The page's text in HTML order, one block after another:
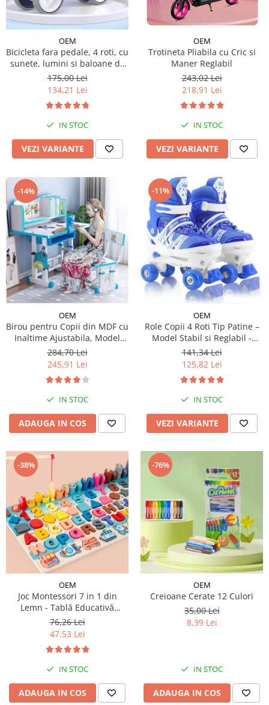
Micul explorator
Pictura, modelaj si accesorii
Tarc joaca copii
Tarc joaca bebe
Tarc joaca cu bile
Corturi copii
OEM
Bicicleta fara pedale, 4 roti, cu
sunete, lumini si baloane de
sapun
175,00 Lei
134,21 Lei
IN STOC
VEZI VARIANTE
OEM
Trotineta Pliabila cu Cric si
Maner Reglabil
243,02 Lei
218,91 Lei
IN STOC
VEZI VARIANTE
-14%
OEM
Birou pentru Copii din MDF cu
Inaltime Ajustabila, Model
Astronaut
284,70 Lei
245,91 Lei
IN STOC
ADAUGA IN COS
-11%
OEM
Role Copii 4 Roti Tip Patine –
Model Stabil si Reglabil -
Albastru
141,34 Lei
125,82 Lei
IN STOC
VEZI VARIANTE
-38%
OEM
Joc Montessori 7 in 1 din
Lemn - Tablă Educativă
Logaritmică
76,26 Lei
47,53 Lei
IN STOC
ADAUGA IN COS
-76%
OEM
Creioane Cerate 12 Culori
35,00 Lei
8,39 Lei
IN STOC
ADAUGA IN COS